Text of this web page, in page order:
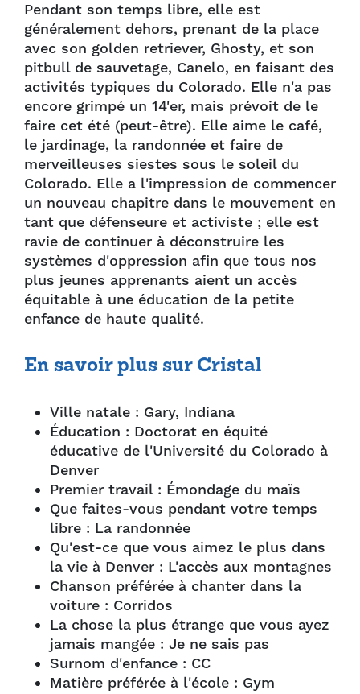
Pendant son temps libre, elle est
généralement dehors, prenant de la place
avec son golden retriever, Ghosty, et son
pitbull de sauvetage, Canelo, en faisant des
activités typiques du Colorado. Elle n'a pas
encore grimpé un 14'er, mais prévoit de le
faire cet été (peut-être). Elle aime le café,
le jardinage, la randonnée et faire de
merveilleuses siestes sous le soleil du
Colorado. Elle a l'impression de commencer
un nouveau chapitre dans le mouvement en
tant que défenseure et activiste ; elle est
ravie de continuer à déconstruire les
systèmes d'oppression afin que tous nos
plus jeunes apprenants aient un accès
équitable à une éducation de la petite
enfance de haute qualité.
En savoir plus sur Cristal
Ville natale : Gary, Indiana
Éducation : Doctorat en équité
éducative de l'Université du Colorado à
Denver
Premier travail : Émondage du maïs
Que faites-vous pendant votre temps
libre : La randonnée
Qu'est-ce que vous aimez le plus dans
la vie à Denver : L'accès aux montagnes
Chanson préférée à chanter dans la
voiture : Corridos
La chose la plus étrange que vous ayez
jamais mangée : Je ne sais pas
Surnom d'enfance : CC
Matière préférée à l'école : Gym